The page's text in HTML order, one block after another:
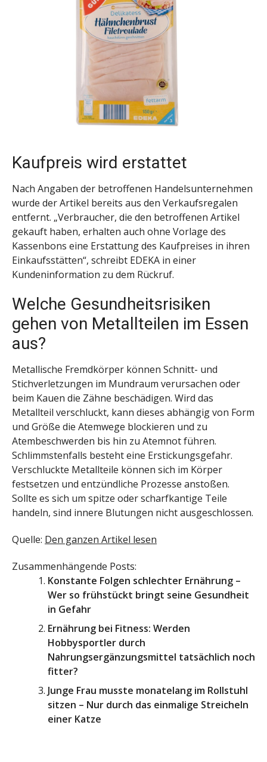
Kaufpreis wird erstattet
Nach Angaben der betroffenen Handelsunternehmen
wurde der Artikel bereits aus den Verkaufsregalen
entfernt. „Verbraucher, die den betroffenen Artikel
gekauft haben, erhalten auch ohne Vorlage des
Kassenbons eine Erstattung des Kaufpreises in ihren
Einkaufsstätten“, schreibt EDEKA in einer
Kundeninformation zu dem Rückruf.
Welche Gesundheitsrisiken
gehen von Metallteilen im Essen
aus?
Metallische Fremdkörper können Schnitt- und
Stichverletzungen im Mundraum verursachen oder
beim Kauen die Zähne beschädigen. Wird das
Metallteil verschluckt, kann dieses abhängig von Form
und Größe die Atemwege blockieren und zu
Atembeschwerden bis hin zu Atemnot führen.
Schlimmstenfalls besteht eine Erstickungsgefahr.
Verschluckte Metallteile können sich im Körper
festsetzen und entzündliche Prozesse anstoßen.
Sollte es sich um spitze oder scharfkantige Teile
handeln, sind innere Blutungen nicht ausgeschlossen.
Quelle: Den ganzen Artikel lesen
Zusammenhängende Posts:
Konstante Folgen schlechter Ernährung –
Wer so frühstückt bringt seine Gesundheit
in Gefahr
Ernährung bei Fitness: Werden
Hobbysportler durch
Nahrungsergänzungsmittel tatsächlich noch
fitter?
Junge Frau musste monatelang im Rollstuhl
sitzen – Nur durch das einmalige Streicheln
einer Katze